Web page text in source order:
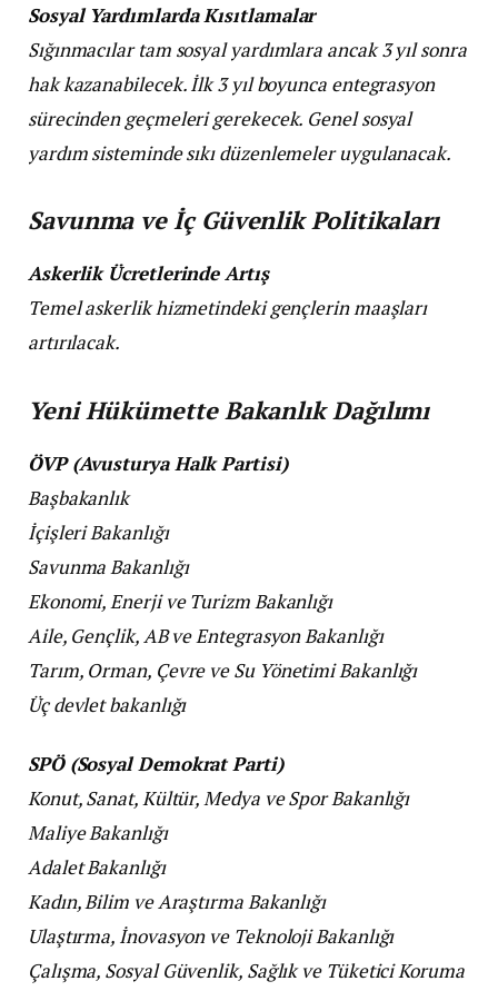
Sosyal Yardımlarda Kısıtlamalar
Sığınmacılar tam sosyal yardımlara ancak 3 yıl sonra
hak kazanabilecek. İlk 3 yıl boyunca entegrasyon
sürecinden geçmeleri gerekecek. Genel sosyal
yardım sisteminde sıkı düzenlemeler uygulanacak.
Savunma ve İç Güvenlik Politikaları
Askerlik Ücretlerinde Artış
Temel askerlik hizmetindeki gençlerin maaşları
artırılacak.
Yeni Hükümette Bakanlık Dağılımı
ÖVP (Avusturya Halk Partisi)
Başbakanlık
İçişleri Bakanlığı
Savunma Bakanlığı
Ekonomi, Enerji ve Turizm Bakanlığı
Aile, Gençlik, AB ve Entegrasyon Bakanlığı
Tarım, Orman, Çevre ve Su Yönetimi Bakanlığı
Üç devlet bakanlığı
SPÖ (Sosyal Demokrat Parti)
Konut, Sanat, Kültür, Medya ve Spor Bakanlığı
Maliye Bakanlığı
Adalet Bakanlığı
Kadın, Bilim ve Araştırma Bakanlığı
Ulaştırma, İnovasyon ve Teknoloji Bakanlığı
Çalışma, Sosyal Güvenlik, Sağlık ve Tüketici Koruma